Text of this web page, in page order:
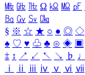
㎒ ㎓ ㎔ Ω ㏀ ㏁ ㎊
㏃ ㏉ ㏜ ㏆
§ ※ ☆ ★ ○ ● ◎ ◇
♠ ♡ ♥ ♧ ♣ ⊙ ◈ ▣
‡ ↕ ↗ ↙ ↖ ↘ ♭ ♩
ⅰ
ⅱ ⅲ ⅳ ⅴ ⅵ ⅶ